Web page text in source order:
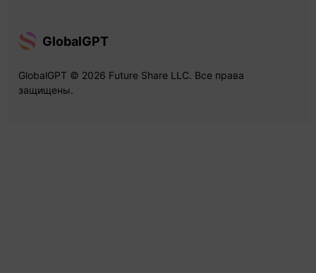
GlobalGPT
GlobalGPT © 2026 Future Share LLC. Все права
защищены.